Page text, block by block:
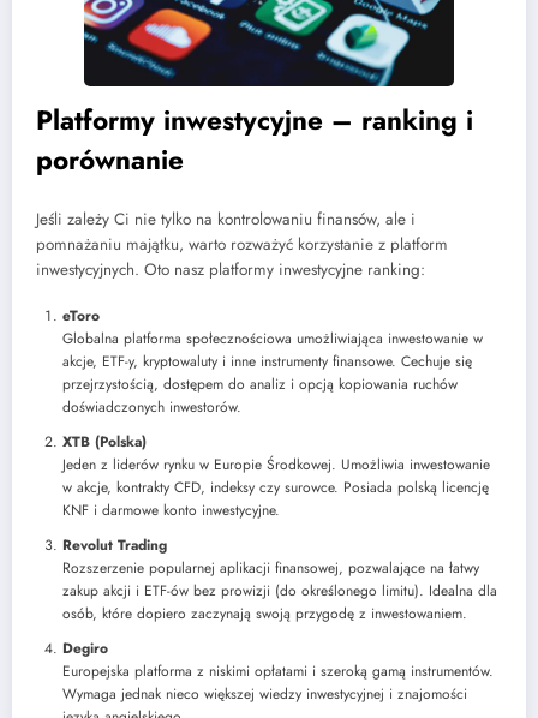
Platformy inwestycyjne – ranking i
porównanie
Jeśli zależy Ci nie tylko na kontrolowaniu finansów, ale i
pomnażaniu majątku, warto rozważyć korzystanie z platform
inwestycyjnych. Oto nasz platformy inwestycyjne ranking:
eToro
Globalna platforma społecznościowa umożliwiająca inwestowanie w
akcje, ETF-y, kryptowaluty i inne instrumenty finansowe. Cechuje się
przejrzystością, dostępem do analiz i opcją kopiowania ruchów
doświadczonych inwestorów.
XTB (Polska)
Jeden z liderów rynku w Europie Środkowej. Umożliwia inwestowanie
w akcje, kontrakty CFD, indeksy czy surowce. Posiada polską licencję
KNF i darmowe konto inwestycyjne.
Revolut Trading
Rozszerzenie popularnej aplikacji finansowej, pozwalające na łatwy
zakup akcji i ETF-ów bez prowizji (do określonego limitu). Idealna dla
osób, które dopiero zaczynają swoją przygodę z inwestowaniem.
Degiro
Europejska platforma z niskimi opłatami i szeroką gamą instrumentów.
Wymaga jednak nieco większej wiedzy inwestycyjnej i znajomości